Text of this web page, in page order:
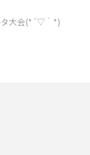
タ大会(*´▽｀*)